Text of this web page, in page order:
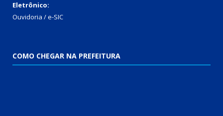
Eletrônico:
Ouvidoria / e-SIC
COMO CHEGAR NA PREFEITURA